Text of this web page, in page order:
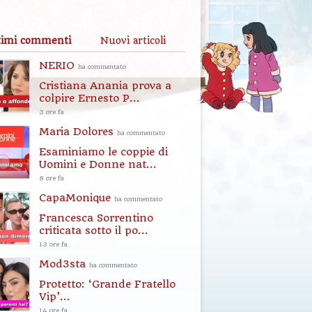
commenti Nuovi articoli
NERIO ha commentato
Cristiana Anania prova a
colpire Ernesto P...
3 ore fa
Maria Dolores ha commentato
Esaminiamo le coppie di
Uomini e Donne nat...
8 ore fa
CapaMonique ha commentato
Francesca Sorrentino
criticata sotto il po...
13 ore fa
Mod3sta ha commentato
Protetto: ‘Grande Fratello
Vip’...
14 ore fa